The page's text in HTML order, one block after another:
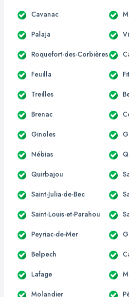
Cavanac
Palaja
Roquefort-des-Corbières
Feuilla
Treilles
Brenac
Ginoles
Nébias
Quirbajou
Saint-Julia-de-Bec
Saint-Louis-et-Parahou
Peyriac-de-Mer
Belpech
Lafage
Molandier